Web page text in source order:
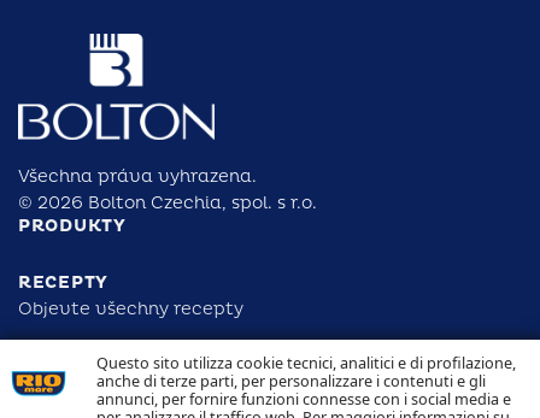
Questo sito utilizza cookie tecnici, analitici e di profilazione,
anche di terze parti, per personalizzare i contenuti e gli
annunci, per fornire funzioni connesse con i social media e
Všechna práva vyhrazena.
© 2026 Bolton Czechia, spol. s r.o.
PRODUKTY
RECEPTY
Objevte všechny recepty
ODPOVĚDNOST
DOHLEDATELNOST
KONTAKTUJTE NÁS